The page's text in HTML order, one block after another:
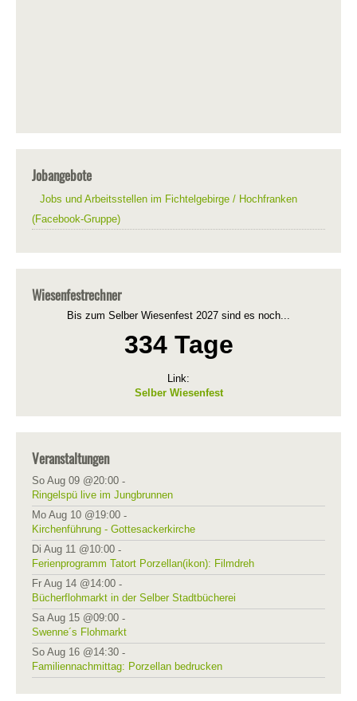
Jobangebote
Jobs und Arbeitsstellen im Fichtelgebirge / Hochfranken
(Facebook-Gruppe)
Wiesenfestrechner
Bis zum Selber Wiesenfest 2027 sind es noch...
334 Tage
Link:
Selber Wiesenfest
Veranstaltungen
So Aug 09 @20:00 -
Ringelspü live im Jungbrunnen
Mo Aug 10 @19:00 -
Kirchenführung - Gottesackerkirche
Di Aug 11 @10:00 -
Ferienprogramm Tatort Porzellan(ikon): Filmdreh
Fr Aug 14 @14:00 -
Bücherflohmarkt in der Selber Stadtbücherei
Sa Aug 15 @09:00 -
Swenne´s Flohmarkt
So Aug 16 @14:30 -
Familiennachmittag: Porzellan bedrucken